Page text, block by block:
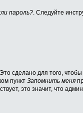
пароль?. Следуйте
сделано для того, чтобы
пункт Запомнить меня
это значит, что